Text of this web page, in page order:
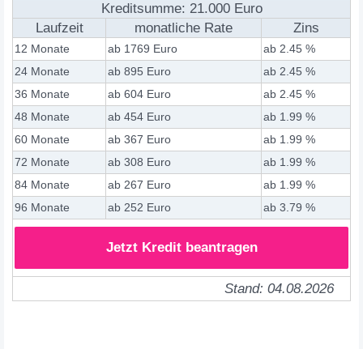
Kreditsumme: 21.000 Euro
Laufzeit
monatliche Rate Zins
12 Monate ab 1769 Euro
ab 2.45 %
24 Monate
ab 895 Euro
ab 2.45 %
36 Monate
ab 604 Euro
ab 2.45 %
48 Monate
ab 454 Euro
ab 1.99 %
60 Monate
ab 367 Euro
ab 1.99 %
72 Monate
ab 308 Euro
ab 1.99 %
84 Monate
ab 267 Euro
ab 1.99 %
96 Monate
ab 252 Euro ab 3.79 %
Jetzt Kredit beantragen
Stand: 04.08.2026